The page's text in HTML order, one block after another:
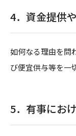
4． 資金提供
如何なる理由を問
び便宜供与等を一
5． 有事にお